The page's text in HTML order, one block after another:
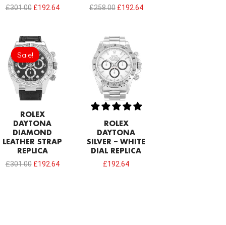
£301.00 £192.64
£258.00 £192.64
Sale!
Sale!
ROLEX
DAYTONA
DIAMOND
LEATHER STRAP
REPLICA
£301.00
Original
price
was:
£301.00.
£192.64
ROLEX
DAYTONA
SILVER – WHITE
DIAL REPLICA
£192.64